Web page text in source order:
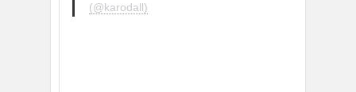
(@karodall)